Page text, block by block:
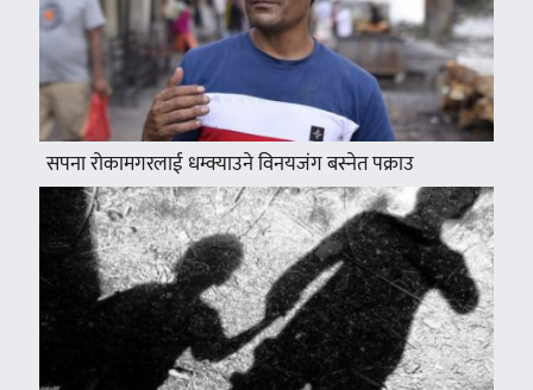
सपना रोकामगरलाई धम्क्याउने विनयजंग बस्नेत पक्राउ